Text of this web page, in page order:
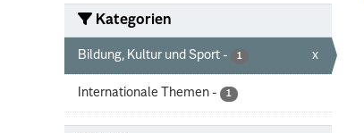
Kategorien
Bildung, Kultur und Sport - 1 x
Internationale Themen - 1